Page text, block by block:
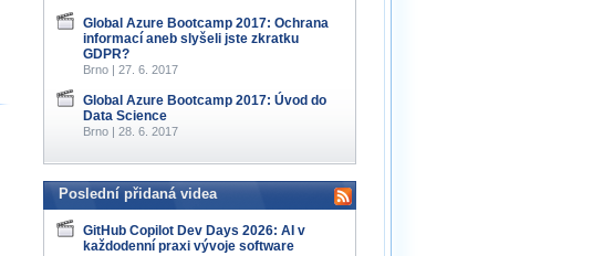
Global Azure Bootcamp 2017: Ochrana
informací aneb slyšeli jste zkratku
GDPR?
Brno | 27. 6. 2017
Global Azure Bootcamp 2017: Úvod do
Data Science
Brno | 28. 6. 2017
Poslední přidaná videa
GitHub Copilot Dev Days 2026: AI v
každodenní praxi vývoje software